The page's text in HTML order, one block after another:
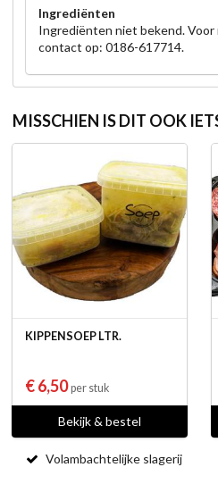
Ingrediënten
Ingrediënten niet bekend. Voor
contact op: 0186-617714.
MISSCHIEN IS DIT OOK
KIPPENSOEP LTR.
€ 6,50per stuk
Bekijk & bestel
Volambachtelijke slagerij